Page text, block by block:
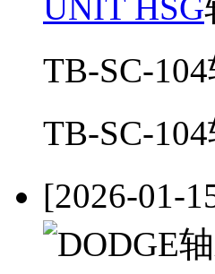
UNIT HSG
TB-SC-
TB-SC-
[2026-01-